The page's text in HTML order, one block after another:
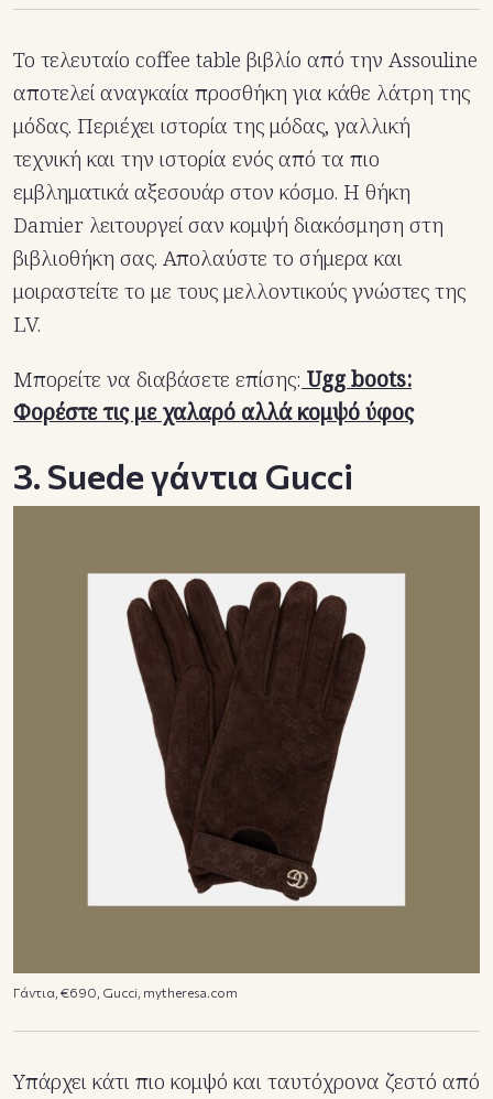
Το τελευταίο coffee table βιβλίο από την Assouline
αποτελεί αναγκαία προσθήκη για κάθε λάτρη της
μόδας. Περιέχει ιστορία της μόδας, γαλλική
τεχνική και την ιστορία ενός από τα πιο
εμβληματικά αξεσουάρ στον κόσμο. Η θήκη
Damier λειτουργεί σαν κομψή διακόσμηση στη
βιβλιοθήκη σας. Απολαύστε το σήμερα και
μοιραστείτε το με τους μελλοντικούς γνώστες της
LV.
Μπορείτε να διαβάσετε επίσης: Ugg boots:
Φορέστε τις με χαλαρό αλλά κομψό ύφος
3. Suede γάντια Gucci
Γάντια, €690, Gucci, mytheresa.com
Υπάρχει κάτι πιο κομψό και ταυτόχρονα ζεστό από